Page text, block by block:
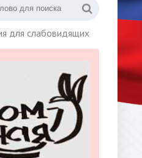
для слабовидящих